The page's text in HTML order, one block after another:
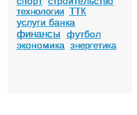
технологии ТТК
услуги банка
финансы
футбол
экономика
энергетика